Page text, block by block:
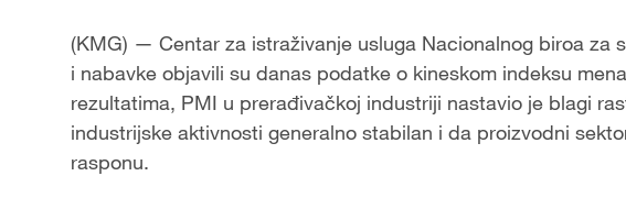
(KMG) — Centar za istraživanje usluga Nacionalnog biroa za
i nabavke objavili su danas podatke o kineskom indeksu
rezultatima, PMI u prerađivačkoj industriji nastavio je blagi
industrijske aktivnosti generalno stabilan i da proizvodni
rasponu.